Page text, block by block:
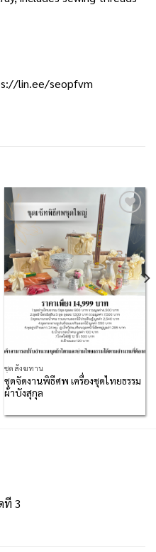
lin.ee/seopfvm
Add to
Wishlist
ชุดสังฆทาน
ชุดจัดงานพิธีศพ เครื่องชุดไทยธรรม
ผ้าบังสุกุล
ที่ 3